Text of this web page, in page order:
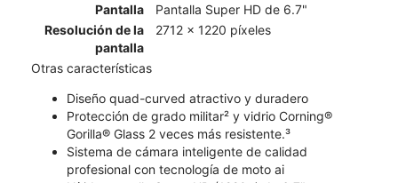
Pantalla
Pantalla Super HD de 6.7"
Resolución de la
pantalla
2712 x 1220 píxeles
Otras características
Diseño quad-curved atractivo y duradero
Protección de grado militar² y vidrio Corning®
Gorilla® Glass 2 veces más resistente.³
Sistema de cámara inteligente de calidad
profesional con tecnología de moto ai